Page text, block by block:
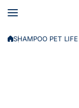
SHAMPOO PET